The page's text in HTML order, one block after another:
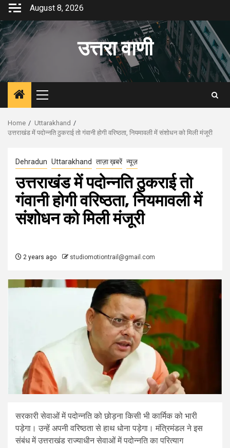
Skip
content
August 8, 2026
उत्तरा वाणी
Primary
Menu
Home
Uttarakhand
उत्तराखंड में पदोन्नति ठुकराई तो गंवानी होगी वरिष्ठता, नियमावली में संशोधन को मिली मंजूरी
Dehradun Uttarakhand ताज़ा ख़बरें न्यूज़
उत्तराखंड में पदोन्नति ठुकराई तो
गंवानी होगी वरिष्ठता, नियमावली में
संशोधन को मिली मंजूरी
2 years ago studiomotiontrail@gmail.com
सरकारी सेवाओं में पदोन्नति को छोड़ना किसी भी कार्मिक को भारी
पड़ेगा। उन्हें अपनी वरिष्ठता से हाथ धोना पड़ेगा। मंत्रिमंडल ने इस
संबंध में उत्तराखंड राज्याधीन सेवाओं में पदोन्नति का परित्याग